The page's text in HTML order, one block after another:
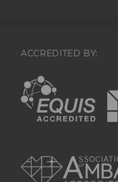
ACCREDITED BY:
EQUIS
x-referer
datr